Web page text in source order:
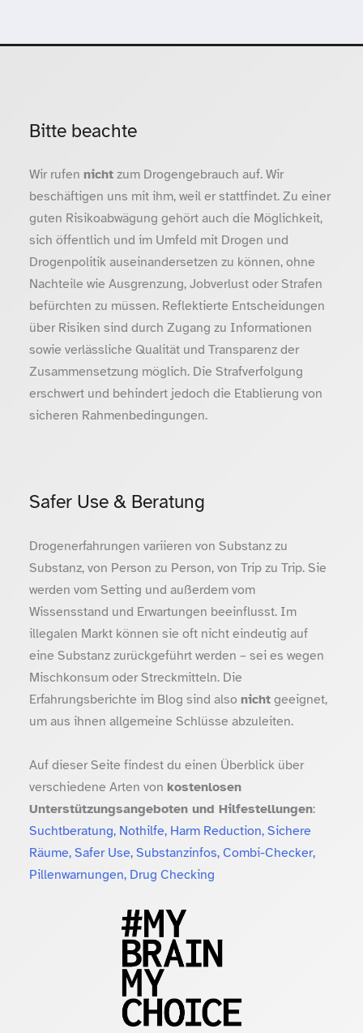
Bitte beachte
Wir rufen nichtzum Drogengebrauch auf. Wir
beschäftigen uns mit ihm, weil er stattfindet. Zu einer
guten Risikoabwägung gehört auch die Möglichkeit,
sich öffentlich und im Umfeld mit Drogen und
Drogenpolitik auseinandersetzen zu können, ohne
Nachteile wie Ausgrenzung, Jobverlust oder Strafen
befürchten zu müssen. Reflektierte Entscheidungen
über Risiken sind durch Zugang zu Informationen
sowie verlässliche Qualität und Transparenz der
Zusammensetzung möglich. Die Strafverfolgung
erschwert und behindert jedoch die Etablierung von
sicheren Rahmenbedingungen.
Safer Use & Beratung
Drogenerfahrungen variieren von Substanz zu
Substanz, von Person zu Person, von Trip zu Trip. Sie
werden vom Setting und außerdem vom
Wissensstand und Erwartungen beeinflusst. Im
illegalen Markt können sie oft nicht eindeutig auf
eine Substanz zurückgeführt werden – sei es wegen
Mischkonsum oder Streckmitteln. Die
Erfahrungsberichte im Blog sind also nichtgeeignet,
um aus ihnen allgemeine Schlüsse abzuleiten.
Auf dieser Seite findest du einen Überblick über
verschiedene Arten von kostenlosen
Unterstützungsangeboten und Hilfestellungen:
Suchtberatung, Nothilfe, Harm Reduction, Sichere
Räume, Safer Use, Substanzinfos, Combi-Checker,
Pillenwarnungen, Drug Checking